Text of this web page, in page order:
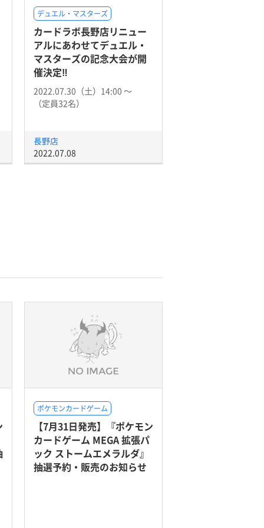
デュエル・マスターズ
カードラボ長野店リニュー
アルにあわせてデュエル・
マスターズの記念大会が開
催決定‼
2022.07.30（土）14:00 〜
（定員32名）
長野店
2022.07.08
ポケモンカードゲーム
【7月31日発売】『ポケモン
カードゲーム MEGA 拡張パ
ック ストームエメラルダ』
抽選予約・販売のお知らせ